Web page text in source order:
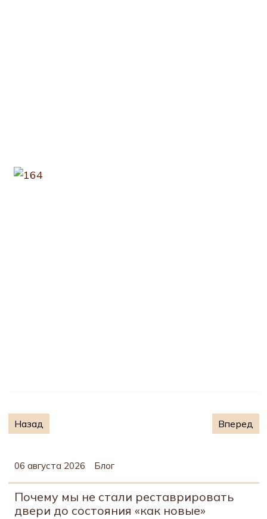
Предыдущий: Как эффективно удалить старую
Назад Вперед
06 августа 2026 Блог
Почему мы не стали реставрировать
двери до состояния «как новые»